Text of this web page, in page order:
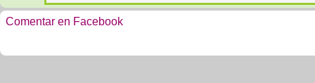
Comentar en Facebook